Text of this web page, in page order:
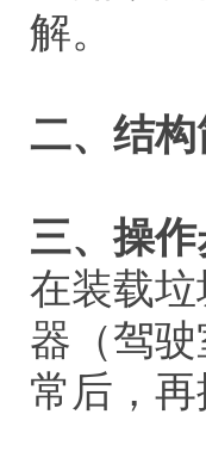
解。
二、结
三、操
在装载
器（驾
常后，